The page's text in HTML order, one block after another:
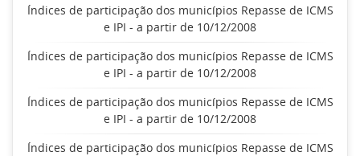
Índices de participação dos municípios Repasse de ICMS
e IPI - a partir de 10/12/2008
Índices de participação dos municípios Repasse de ICMS
e IPI - a partir de 10/12/2008
Índices de participação dos municípios Repasse de ICMS
e IPI - a partir de 10/12/2008
Índices de participação dos municípios Repasse de ICMS